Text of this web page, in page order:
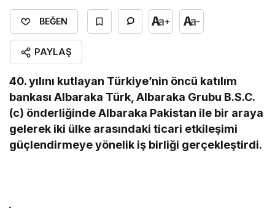
BEĞEN + -
PAYLAŞ
40. yılını kutlayan Türkiye’nin öncü katılım
bankası Albaraka Türk, Albaraka Grubu B.S.C.
(c) önderliğinde Albaraka Pakistan ile bir araya
gelerek iki ülke arasındaki ticari etkileşimi
güçlendirmeye yönelik iş birliği gerçekleştirdi.